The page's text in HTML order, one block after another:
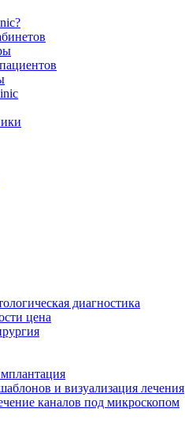
диагностика
цена
и визуализация лечения
каналов под микроскопом